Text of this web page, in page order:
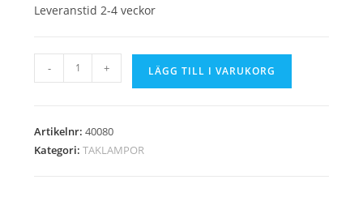
Leveranstid 2-4 veckor
Upphängningslampa
Barracuda
återvinning
/
- + LÄGG TILL I VARUKORG
Artikelnr:40080
Kategori:TAKLAMPOR